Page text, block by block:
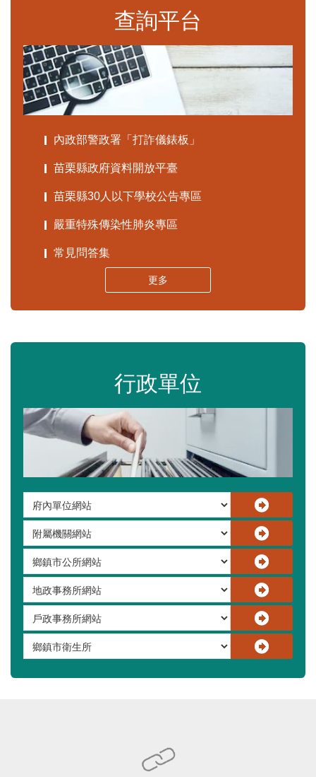
查詢平台
內政部警政署「打詐儀錶板」
苗栗縣政府資料開放平臺
苗栗縣30人以下學校公告專區
嚴重特殊傳染性肺炎專區
常見問答集
更多
行政單位